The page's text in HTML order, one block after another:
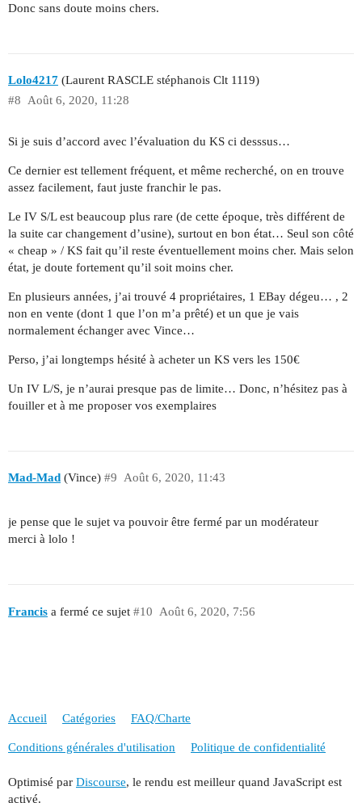
Donc sans doute moins chers.
Lolo4217 (Laurent RASCLE stéphanois Clt 1119)
Août 6, 2020, 11:28
#8
Si je suis d’accord avec l’évaluation du KS ci desssus…
Ce dernier est tellement fréquent, et même recherché, on en trouve
assez facilement, faut juste franchir le pas.
Le IV S/L est beaucoup plus rare (de cette époque, très différent de
la suite car changement d’usine), surtout en bon état… Seul son côté
« cheap » / KS fait qu’il reste éventuellement moins cher. Mais selon
état, je doute fortement qu’il soit moins cher.
En plusieurs années, j’ai trouvé 4 propriétaires, 1 EBay dégeu… , 2
non en vente (dont 1 que l’on m’a prêté) et un que je vais
normalement échanger avec Vince…
Perso, j’ai longtemps hésité à acheter un KS vers les 150€
Un IV L/S, je n’aurai presque pas de limite… Donc, n’hésitez pas à
fouiller et à me proposer vos exemplaires
Mad-Mad (Vince) Août 6, 2020, 11:43
#9
je pense que le sujet va pouvoir être fermé par un modérateur
merci à lolo !
Francis a fermé ce sujet Août 6, 2020, 7:56
#10
Accueil Catégories FAQ/Charte
Conditions générales d'utilisation Politique de confidentialité
Optimisé par Discourse, le rendu est meilleur quand JavaScript est
activé.